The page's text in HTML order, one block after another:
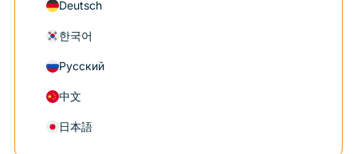
Deutsch
한국어
Русский
中文
日本語